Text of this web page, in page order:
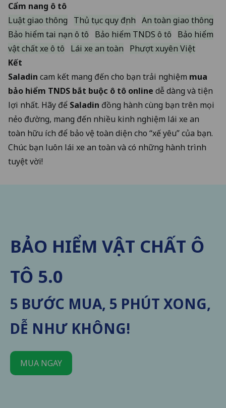
Cẩm nang ô tô
Luật giao thông
Thủ tục quy định An toàn giao thông
Bảo hiểm tai nạn ô tô
Bảo hiểm TNDS ô tô
Bảo hiểm
vật chất xe ô tô
Lái xe an toàn
Phượt xuyên Việt
Kết
Saladin cam kết mang đến cho bạn trải nghiệm mua
bảo hiểm TNDS bắt buộc ô tô online dễ dàng và tiện
lợi nhất. Hãy để Saladin đồng hành cùng bạn trên mọi
nẻo đường, mang đến nhiều kinh nghiệm lái xe an
toàn hữu ích để bảo vệ toàn diện cho “xế yêu” của bạn.
Chúc bạn luôn lái xe an toàn và có những hành trình
tuyệt vời!
BẢO HIỂM VẬT CHẤT Ô
TÔ 5.0
5 BƯỚC MUA, 5 PHÚT XONG,
DỄ NHƯ KHÔNG!
MUA NGAY